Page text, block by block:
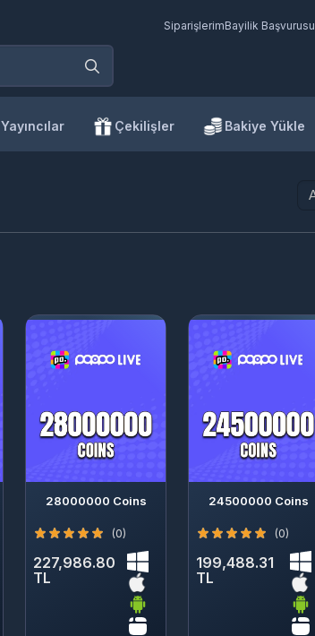
SiparişlerimBayilik Başvurusu
Yayıncılar Çekilişler Bakiye Yükle
28000000 Coins
(0)
227,986.80
TL
24500000 Coins
(0)
199,488.31
TL